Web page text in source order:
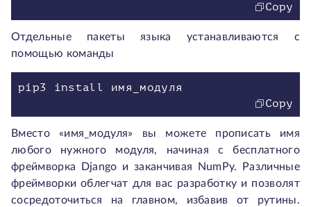
Copy
Отдельные пакеты языка устанавливаются с
помощью команды
Copy
Вместо «имя_модуля» вы можете прописать имя
любого нужного модуля, начиная с бесплатного
фреймворка Django и заканчивая NumPy. Различные
фреймворки облегчат для вас разработку и позволят
сосредоточиться на главном, избавив от рутины.